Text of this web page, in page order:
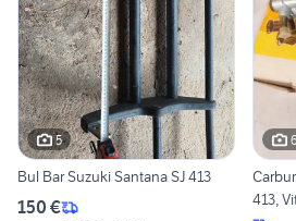
5
Bul Bar Suzuki Santana SJ 413
150 €
6
413,